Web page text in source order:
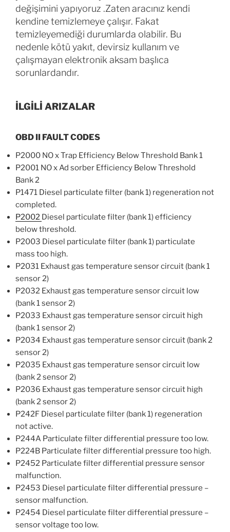
değişimini yapıyoruz .Zaten aracınız kendi
kendine temizlemeye çalışır. Fakat
temizleyemediği durumlarda olabilir. Bu
nedenle kötü yakıt, devirsiz kullanım ve
çalışmayan elektronik aksam başlıca
sorunlardandır.
İLGİLİ ARIZALAR
OBD II FAULT CODES
P2000 NO x Trap Efficiency Below Threshold Bank 1
P2001 NO x Ad sorber Efficiency Below Threshold
Bank 2
P1471 Diesel particulate filter (bank 1) regeneration not
completed.
P2002 Diesel particulate filter (bank 1) efficiency
below threshold.
P2003 Diesel particulate filter (bank 1) particulate
mass too high.
P2031 Exhaust gas temperature sensor circuit (bank 1
sensor 2)
P2032 Exhaust gas temperature sensor circuit low
(bank 1 sensor 2)
P2033 Exhaust gas temperature sensor circuit high
(bank 1 sensor 2)
P2034 Exhaust gas temperature sensor circuit (bank 2
sensor 2)
P2035 Exhaust gas temperature sensor circuit low
(bank 2 sensor 2)
P2036 Exhaust gas temperature sensor circuit high
(bank 2 sensor 2)
P242F Diesel particulate filter (bank 1) regeneration
not active.
P244A Particulate filter differential pressure too low.
P224B Particulate filter differential pressure too high.
P2452 Particulate filter differential pressure sensor
malfunction.
P2453 Diesel particulate filter differential pressure –
sensor malfunction.
P2454 Diesel particulate filter differential pressure –
sensor voltage too low.